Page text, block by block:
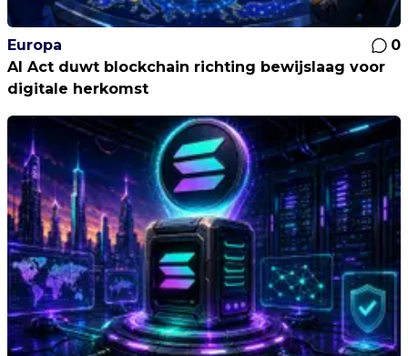
Europa
0
AI Act duwt blockchain richting bewijslaag voor
digitale herkomst